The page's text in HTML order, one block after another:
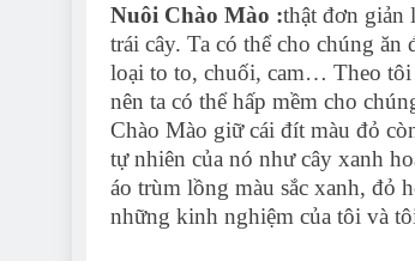
Nuôi Chào Mào :thật đơn giản
trái cây. Ta có thể cho chúng
loại to to, chuối, cam… Theo tôi
nên ta có thể hấp mềm cho
Chào Mào giữ cái đít màu đỏ
tự nhiên của nó như cây xanh
áo trùm lồng màu sắc xanh, đỏ
những kinh nghiệm của tôi và